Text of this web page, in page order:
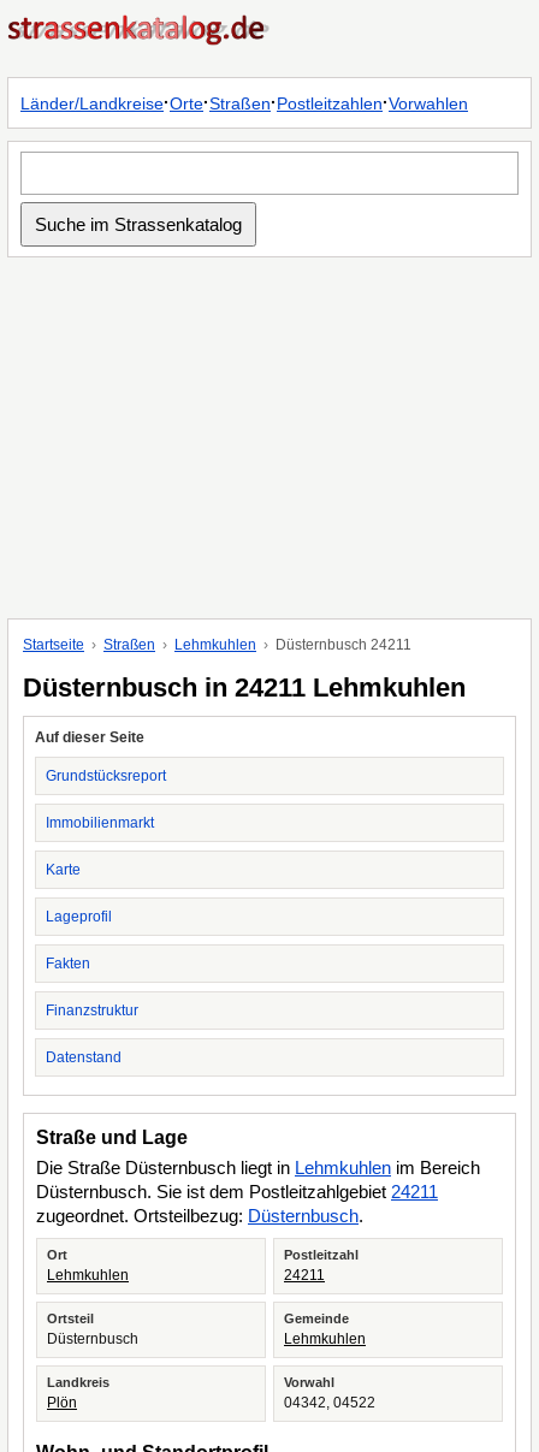
Länder/Landkreise·Orte·Straßen·Postleitzahlen·Vorwahlen
Startseite Straßen Lehmkuhlen Düsternbusch 24211
Düsternbusch in 24211 Lehmkuhlen
Auf dieser Seite
Grundstücksreport
Immobilienmarkt
Karte
Lageprofil
Fakten
Finanzstruktur
Datenstand
Straße und Lage
Die Straße Düsternbusch liegt in Lehmkuhlen im Bereich
Düsternbusch. Sie ist dem Postleitzahlgebiet 24211
zugeordnet. Ortsteilbezug: Düsternbusch.
Ort
Lehmkuhlen
Postleitzahl
24211
Ortsteil
Düsternbusch
Gemeinde
Lehmkuhlen
Landkreis
Plön
Vorwahl
04342, 04522